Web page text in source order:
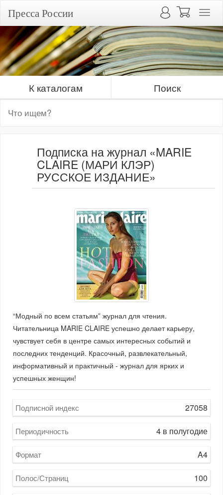
Пресса России
К каталогам Поиск
Подписка на журнал «MARIE
CLAIRE (МАРИ КЛЭР)
РУССКОЕ ИЗДАНИЕ»
“Модный по всем статьям” журнал для чтения.
Читательница MARIE CLAIRE успешно делает карьеру,
чувствует себя в центре самых интересных событий и
последних тенденций. Красочный, развлекательный,
информативный и практичный - журнал для ярких и
успешных женщин!
Подписной индекс 27058
Периодичность 4 в полугодие
Формат A4
Полос/Страниц 100